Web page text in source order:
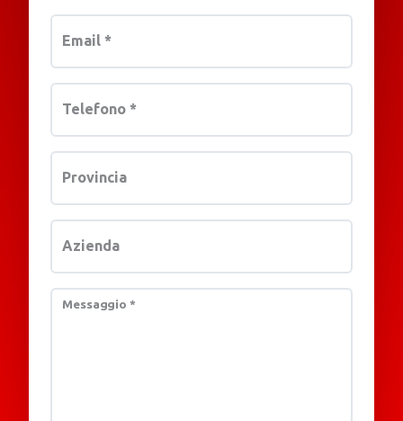
Email *
Telefono *
Provincia
Azienda
Messaggio *